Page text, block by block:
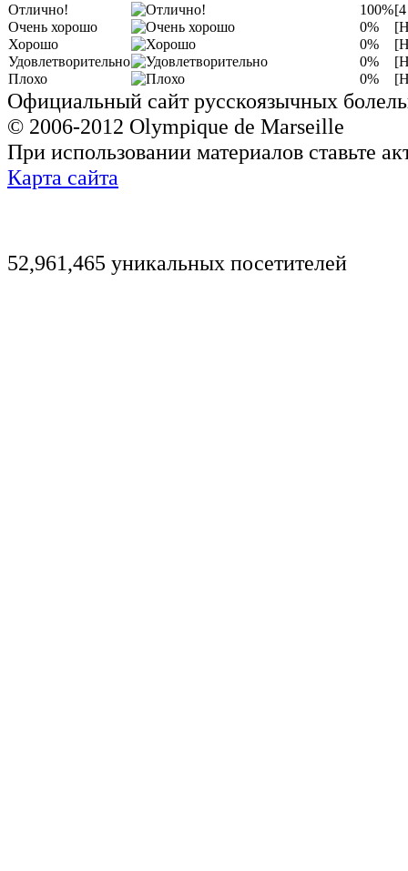
Отлично! 100%
Очень хорошо
0%
Хорошо
0%
Удовлетворительно
0%
Плохо
0%
Официальный сайт русскоязычных
© 2006-2012 Olympique de Marseille
При использовании материалов ставьте
Карта сайта
52,961,465 уникальных посетителей